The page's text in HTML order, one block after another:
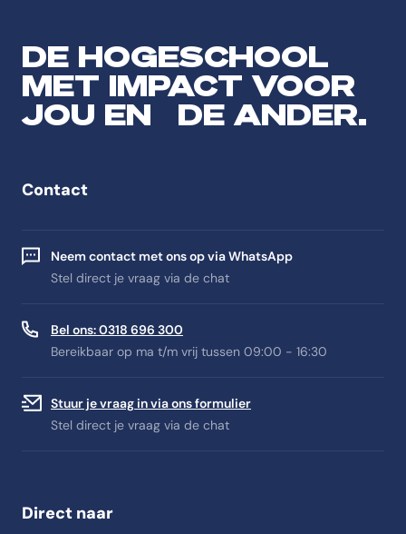
DE HOGESCHOOL
MET IMPACT VOOR
JOU EN DE ANDER.
Contact
Neem contact met ons op via WhatsApp
Stel direct je vraag via de chat
Bel ons: 0318 696 300
Bereikbaar op ma t/m vrij tussen 09:00 - 16:30
Stuur je vraag in via ons formulier
Stel direct je vraag via de chat
Direct naar